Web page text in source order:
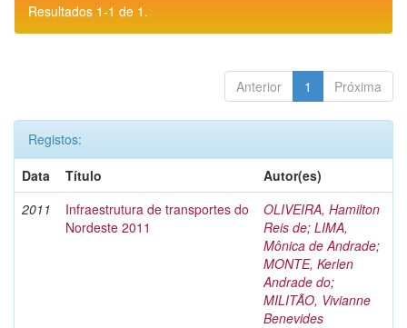
Resultados 1-1 de 1.
Anterior 1 Próxima
Registos:
Data
Título
Autor(es)
2011
Infraestrutura de transportes do
Nordeste 2011
OLIVEIRA, Hamilton
Reis de; LIMA,
Mônica de Andrade;
MONTE, Kerlen
Andrade do;
MILITÃO, Vivianne
Benevides